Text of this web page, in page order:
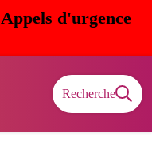
d'urgence
Recherche